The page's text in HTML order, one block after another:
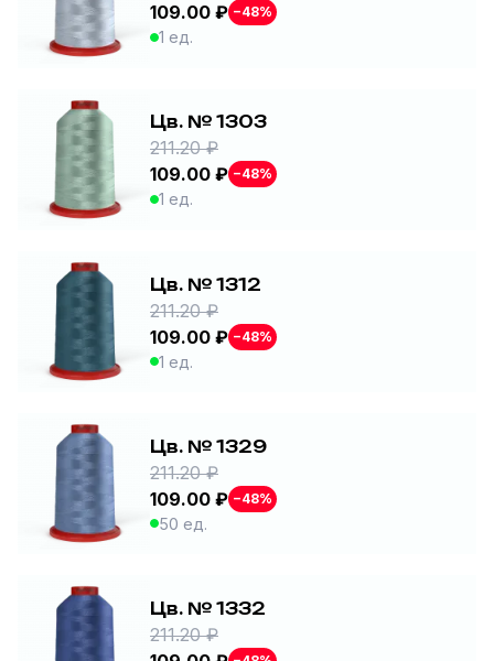
109.00 ₽ −48%
1 ед.
Цв. № 1303
211.20 ₽
109.00 ₽ −48%
1 ед.
Цв. № 1312
211.20 ₽
109.00 ₽ −48%
1 ед.
Цв. № 1329
211.20 ₽
109.00 ₽ −48%
50 ед.
Цв. № 1332
211.20 ₽